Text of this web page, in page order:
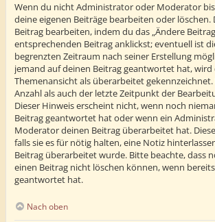
Wenn du nicht Administrator oder Moderator
deine eigenen Beiträge bearbeiten oder löschen.
Beitrag bearbeiten, indem du das „Ändere
entsprechenden Beitrag anklickst; eventuell ist
begrenzten Zeitraum nach seiner Erstellung
jemand auf deinen Beitrag geantwortet hat, wird
Themenansicht als überarbeitet
Anzahl als auch der letzte Zeitpunkt der
Dieser Hinweis erscheint nicht, wenn noch
Beitrag geantwortet hat oder wenn ein
Moderator deinen Beitrag überarbeitet hat.
falls sie es für nötig halten, eine Notiz
Beitrag überarbeitet wurde. Bitte beachte, dass
einen Beitrag nicht löschen können, wenn
geantwortet hat.
Nach oben